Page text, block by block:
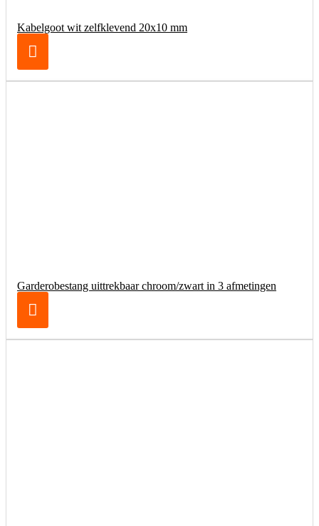
Kabelgoot wit zelfklevend 20x10 mm
Garderobestang uittrekbaar chroom/zwart in 3 afmetingen